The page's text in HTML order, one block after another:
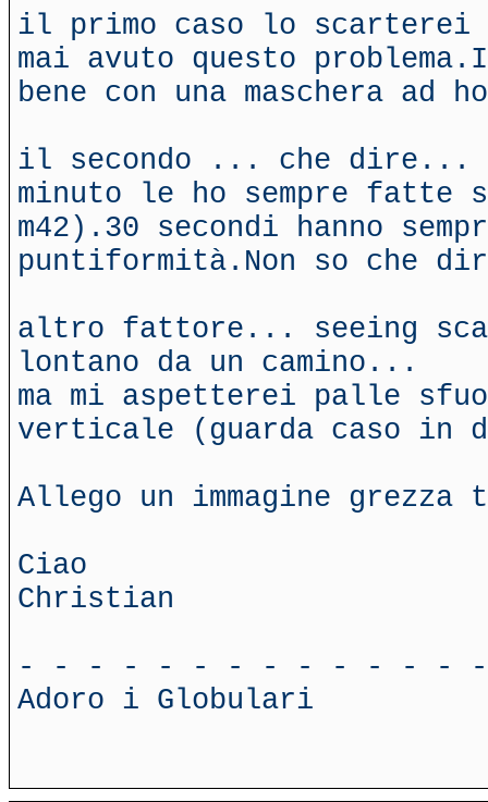
il primo caso lo scarterei
mai avuto questo
bene con una maschera ad
il secondo ... che dire...
minuto le ho sempre fatte
m42).30 secondi hanno
puntiformità.Non so che
altro fattore... seeing
lontano da un camino...
ma mi aspetterei palle
verticale (guarda caso in
Allego un immagine
Ciao
Christian
- - - - - - - - - - - - -
Adoro i Globulari